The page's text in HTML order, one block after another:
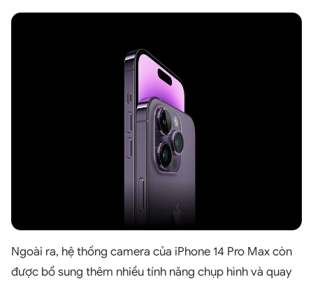
Ngoài ra, hệ thống camera của iPhone 14 Pro Max còn
được bổ sung thêm nhiều tính năng chụp hình và quay